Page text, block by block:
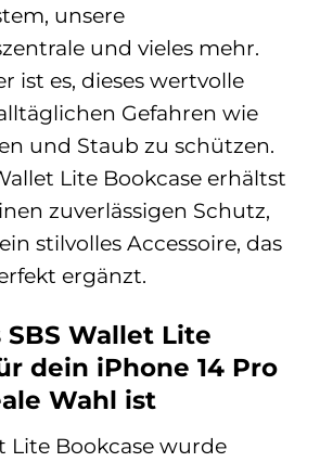
unsere
und vieles mehr.
ist es, dieses wertvolle
Gefahren wie
und Staub zu schützen.
Lite Bookcase erhältst
zuverlässigen Schutz,
stilvolles Accessoire, das
ergänzt.
Wallet Lite
dein iPhone 14 Pro
Wahl ist
Lite Bookcase wurde